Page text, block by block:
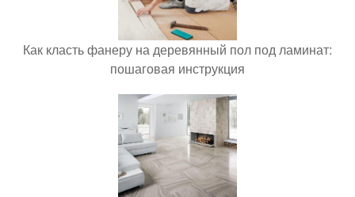
Как класть фанеру на деревянный пол под ламинат:
пошаговая инструкция